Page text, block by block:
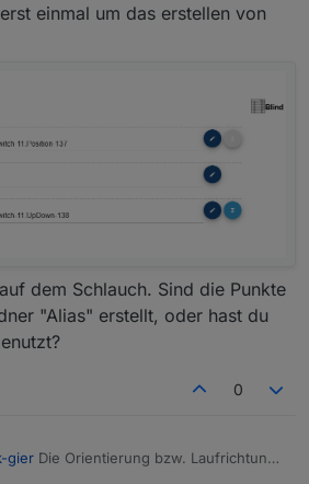
einmal um das erstellen von
dem Schlauch. Sind die Punkte
"Alias" erstellt, oder hast du
0
gier Die Orientierung bzw. Laufrichtung